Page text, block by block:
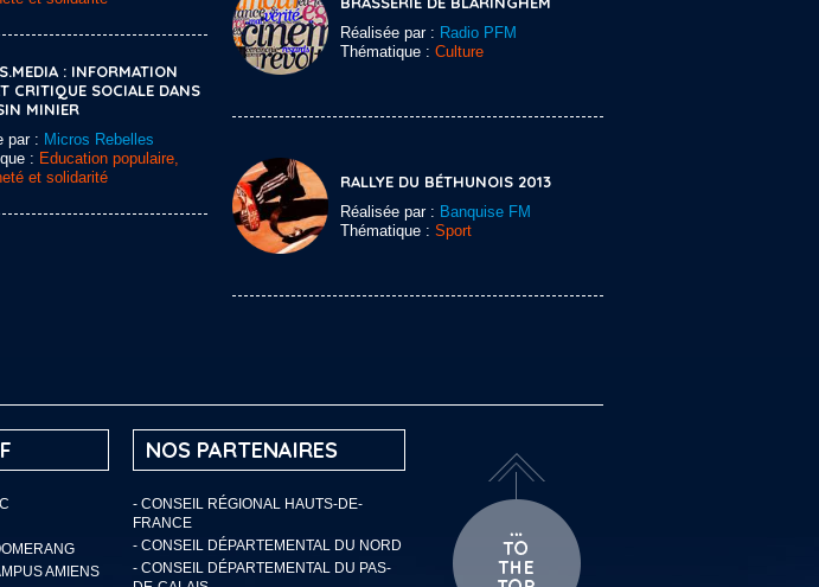
: INFORMATION
CRITIQUE SOCIALE DANS
MINIER
par : Micros Rebelles
: Education populaire,
et solidarité
Réalisée par : Radio PFM
Thématique : Culture
RALLYE DU BÉTHUNOIS 2013
Réalisée par : Banquise FM
Thématique : Sport
AMIENS
NOS PARTENAIRES
- CONSEIL RÉGIONAL HAUTS-DE-
FRANCE
- CONSEIL DÉPARTEMENTAL DU NORD
- CONSEIL DÉPARTEMENTAL DU PAS-